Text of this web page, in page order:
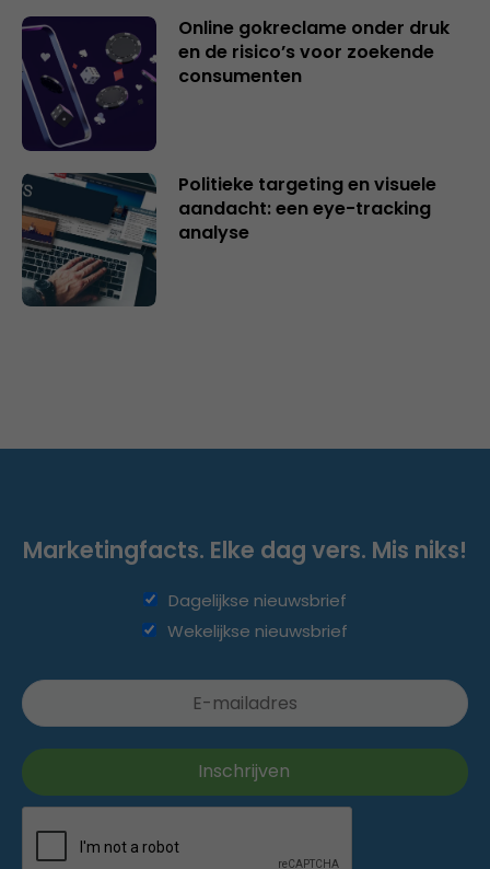
Online gokreclame onder druk
en de risico’s voor zoekende
consumenten
Politieke targeting en visuele
aandacht: een eye-tracking
analyse
Marketingfacts. Elke dag vers. Mis niks!
Dagelijkse nieuwsbrief
Wekelijkse nieuwsbrief